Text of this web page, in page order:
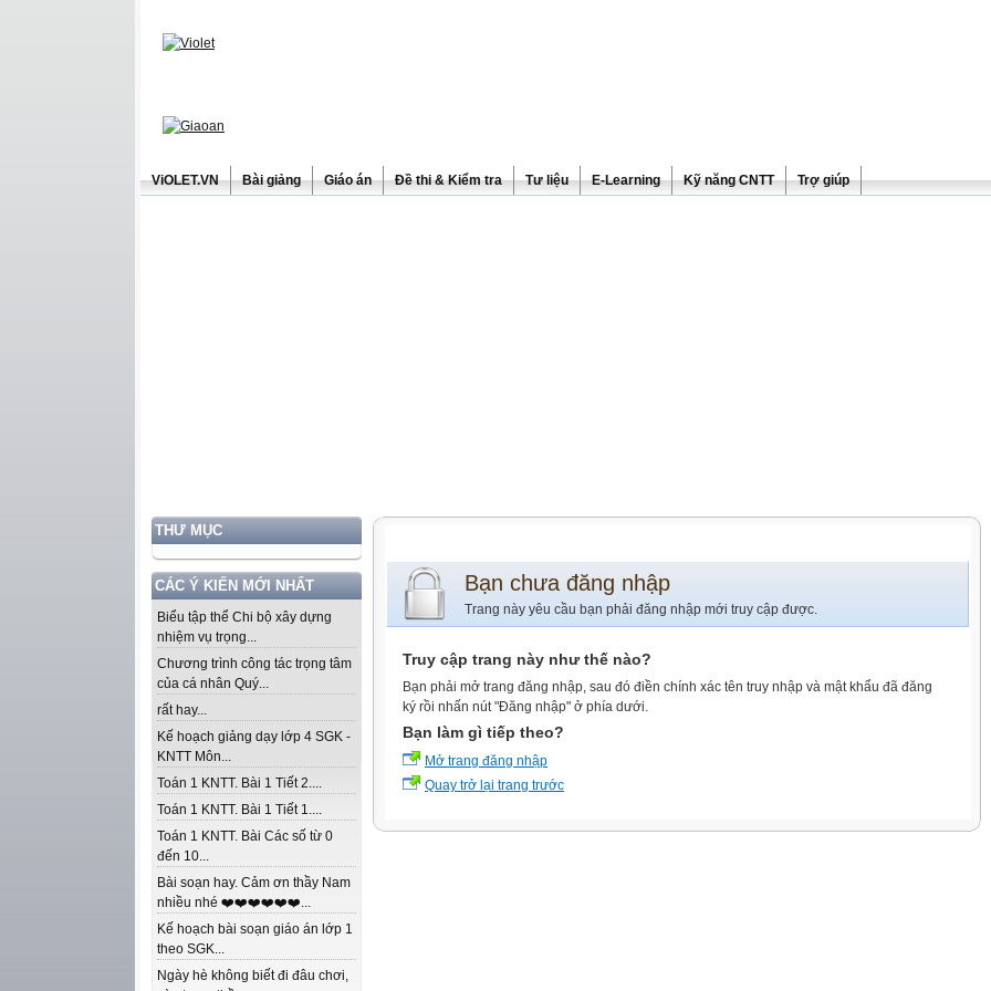
ViOLET.VN Bài giảng Giáo án Đề thi & Kiểm tra Tư liệu E-Learning Kỹ năng CNTT Trợ giúp
THƯ MỤC
CÁC Ý KIẾN MỚI NHẤT
Biểu tập thể Chi bộ xây dựng
nhiệm vụ trọng...
Chương trình công tác trọng tâm
của cá nhân Quý...
rất hay...
Kế hoạch giảng dạy lớp 4 SGK -
KNTT Môn...
Toán 1 KNTT. Bài 1 Tiết 2....
Toán 1 KNTT. Bài 1 Tiết 1....
Toán 1 KNTT. Bài Các số từ 0
đến 10...
Bài soạn hay. Cảm ơn thầy Nam
nhiều nhé ❤️❤️❤️❤️❤️❤️...
Kế hoạch bài soạn giáo án lớp 1
theo SGK...
Ngày hè không biết đi đâu chơi,
Bạn chưa đăng nhập
Trang này yêu cầu bạn phải đăng nhập mới truy cập được.
Truy cập trang này như thế nào?
Bạn phải mở trang đăng nhập, sau đó điền chính xác tên truy nhập và mật khẩu đã đăng
ký rồi nhấn nút "Đăng nhập" ở phía dưới.
Bạn làm gì tiếp theo?
Mở trang đăng nhập
Quay trở lại trang trước